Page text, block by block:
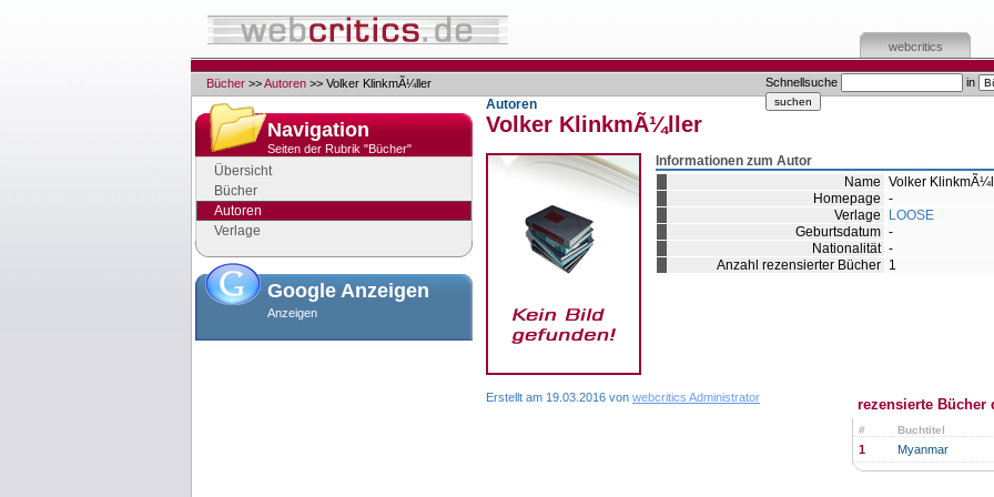
webcritics
Schnellsuche in
Bücher >>Autoren >> Volker KlinkmÃ¼ller
Navigation
Seiten der Rubrik "Bücher"
Übersicht
Bücher
Autoren
Verlage
Google Anzeigen
Anzeigen
Autoren
Volker KlinkmÃ¼ller
Informationen zum Autor
Name Volker
Homepage -
Verlage
LOOSE
Geburtsdatum -
Nationalität -
Anzahl rezensierter Bücher 1
rezensierte Bücher
# Buchtitel
1 Myanmar
Erstellt am 19.03.2016 von webcritics Administrator